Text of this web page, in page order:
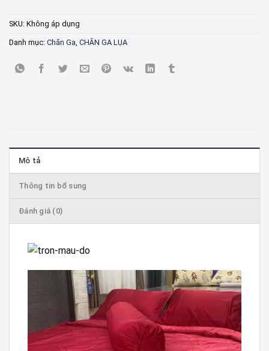
SKU: Không áp dụng
Danh mục: Chăn Ga, CHĂN GA LỤA
Mô tả
Thông tin bổ sung
Đánh giá (0)